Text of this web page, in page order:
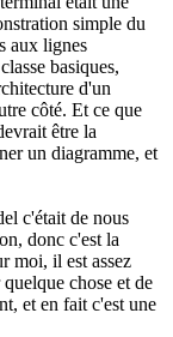
simple du
aux lignes
basiques,
d'un
côté. Et ce que
être la
un diagramme, et
c'était de nous
donc c'est la
moi, il est assez
chose et de
et en fait c'est une